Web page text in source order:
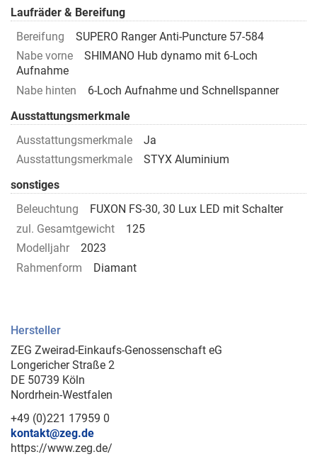
Laufräder & Bereifung
Bereifung
SUPERO Ranger Anti-Puncture 57-584
Nabe vorne
SHIMANO Hub dynamo mit 6-Loch
Aufnahme
Nabe hinten
6-Loch Aufnahme und Schnellspanner
Ausstattungsmerkmale
Ausstattungsmerkmale
Ja
Ausstattungsmerkmale
STYX Aluminium
sonstiges
Beleuchtung
FUXON FS-30, 30 Lux LED mit Schalter
zul. Gesamtgewicht
125
Modelljahr
2023
Rahmenform
Diamant
Hersteller
ZEG Zweirad-Einkaufs-Genossenschaft eG
Longericher Straße 2
DE 50739 Köln
Nordrhein-Westfalen
+49 (0)221 17959 0
kontakt@zeg.de
https://www.zeg.de/